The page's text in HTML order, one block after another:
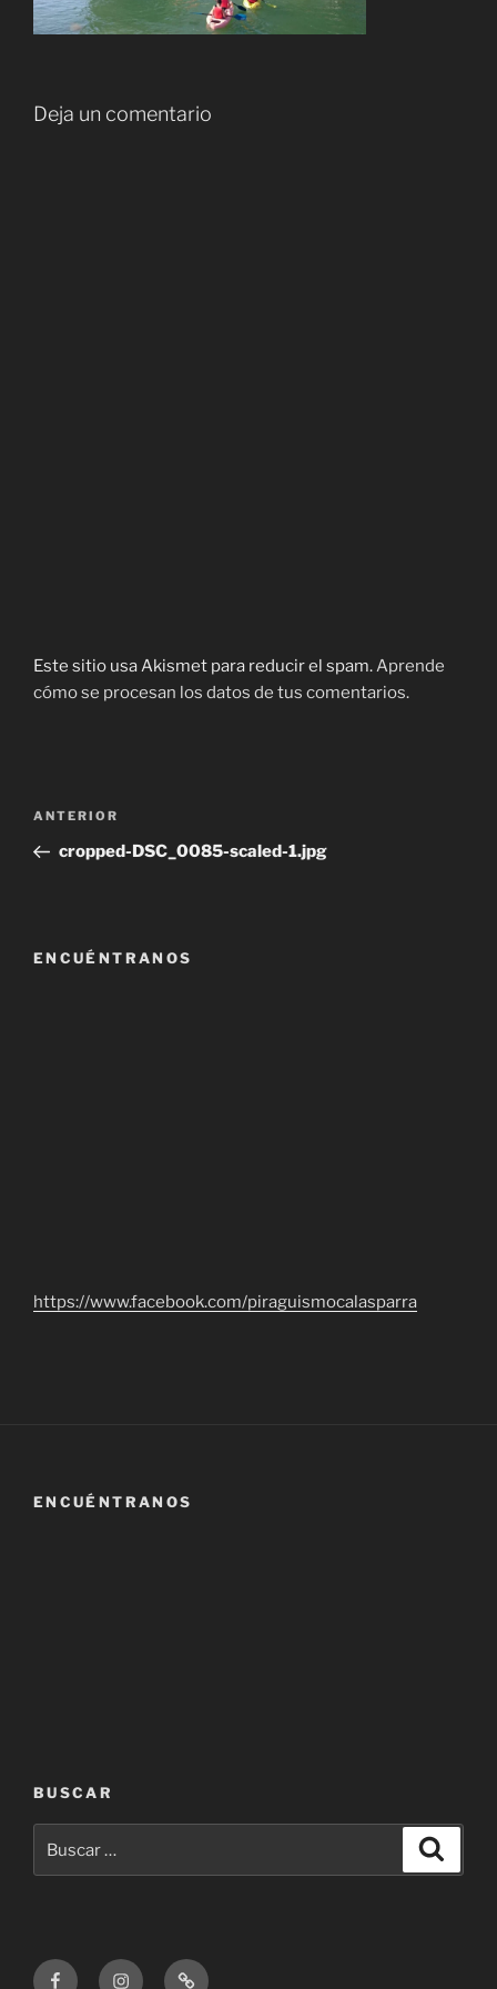
Deja un comentario
Este sitio usa Akismet para reducir el spam.Aprende
cómo se procesan los datos de tus comentarios.
Navegación
entradas
Entrada
anterior:
ANTERIOR
cropped-DSC_0085-scaled-1.jpg
ENCUÉNTRANOS
https://www.facebook.com/piraguismocalasparra
ENCUÉNTRANOS
BUSCAR
por:
FacebookInstagramCorreo